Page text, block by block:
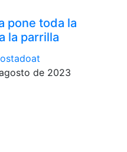
pone toda la
la parrilla
de 2023